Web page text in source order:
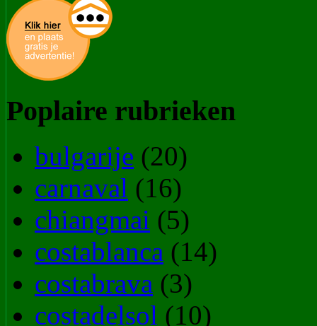
Poplaire rubrieken
bulgarije (20)
carnaval (16)
chiangmai (5)
costablanca (14)
costabrava (3)
costadelsol (10)